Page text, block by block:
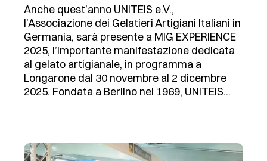
Anche quest’anno UNITEIS e.V.,
l’Associazione dei Gelatieri Artigiani Italiani in
Germania, sarà presente a MIG EXPERIENCE
2025, l’importante manifestazione dedicata
al gelato artigianale, in programma a
Longarone dal 30 novembre al 2 dicembre
2025. Fondata a Berlino nel 1969, UNITEIS...